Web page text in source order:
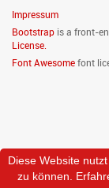
Impressum
Bootstrap is a front-
License.
Font Awesomefont
Diese Website
zu können.